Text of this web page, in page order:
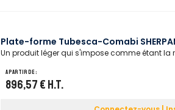
Plate-forme Tubesca-Comabi
Un produit léger qui s'impose comme étant la
A partir de :
896,57 € H.T.